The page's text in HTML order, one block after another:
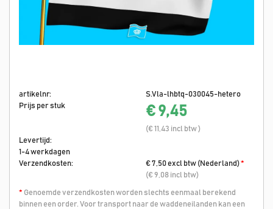
artikelnr:
S.Vla-lhbtq-030045-hetero
Prijs per stuk
€ 9,45
(€ 11,43 incl btw )
Levertijd:
1-4 werkdagen
Verzendkosten:
€ 7,50 excl btw (Nederland)*
(€ 9,08 incl btw)
* Genoemde verzendkosten worden slechts eenmaal berekend
binnen een order. Voor transport naar de waddeneilanden kan een